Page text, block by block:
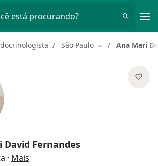
está procurando?
São Paulo Mudar de cidade
Ana Mari
David Fernandes
· Mais